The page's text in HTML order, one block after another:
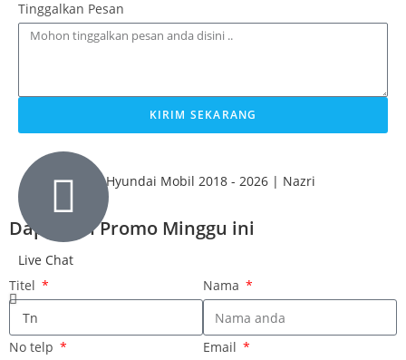
Tinggalkan Pesan
KIRIM SEKARANG
Live Chat
© Hyundai Mobil 2018 - 2026 | Nazri
Dapatkan Promo Minggu ini
Titel Nama
No telp Email